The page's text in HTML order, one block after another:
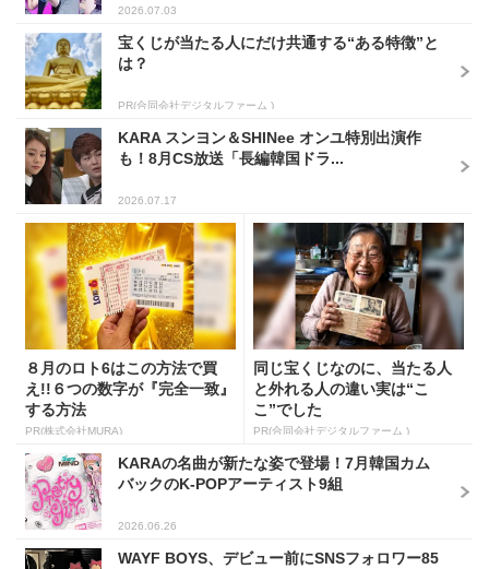
2026.07.03
宝くじが当たる人にだけ共通する“ある特徴”と
は？
PR(合同会社デジタルファーム )
KARA スンヨン＆SHINee オンユ特別出演作
も！8月CS放送「長編韓国ドラ...
2026.07.17
８月のロト6はこの方法で買
え!!６つの数字が『完全一致』
する方法
PR(株式会社MURA)
同じ宝くじなのに、当たる人
と外れる人の違い実は“こ
こ”でした
PR(合同会社デジタルファーム )
KARAの名曲が新たな姿で登場！7月韓国カム
バックのK-POPアーティスト9組
2026.06.26
WAYF BOYS、デビュー前にSNSフォロワー85